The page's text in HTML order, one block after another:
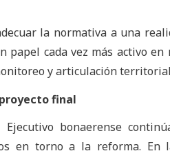
la normativa a una
papel cada vez más activo
y articulación
final
bonaerense
en torno a la reforma. En